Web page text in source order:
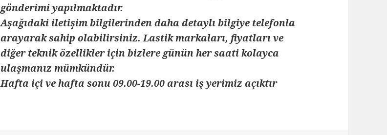
gönderimi yapılmaktadır.
Aşağıdaki iletişim bilgilerinden daha detaylı bilgiye telefonla
arayarak sahip olabilirsiniz. Lastik markaları, fiyatları ve
diğer teknik özellikler için bizlere günün her saati kolayca
ulaşmanız mümkündür.
Hafta içi ve hafta sonu 09.00-19.00 arası iş yerimiz açıktır